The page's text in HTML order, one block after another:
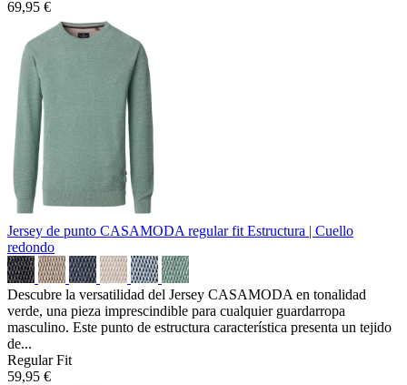
69,95 €
Jersey de punto CASAMODA regular fit Estructura | Cuello
redondo
Descubre la versatilidad del Jersey CASAMODA en tonalidad
verde, una pieza imprescindible para cualquier guardarropa
masculino. Este punto de estructura característica presenta un tejido
de...
Regular Fit
59,95 €